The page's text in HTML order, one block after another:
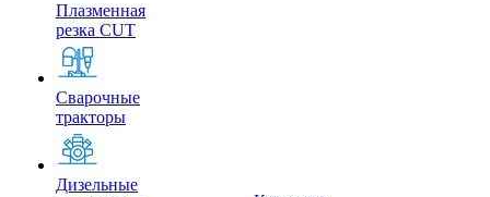
Плазменная
резка CUT
Сварочные
тракторы
Дизельные